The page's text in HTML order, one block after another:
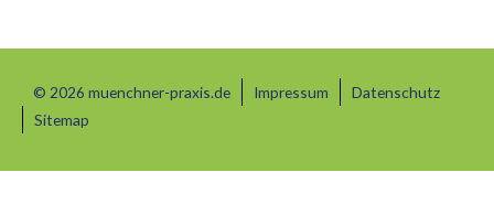
© 2026 muenchner-praxis.de Impressum
Datenschutz
Sitemap